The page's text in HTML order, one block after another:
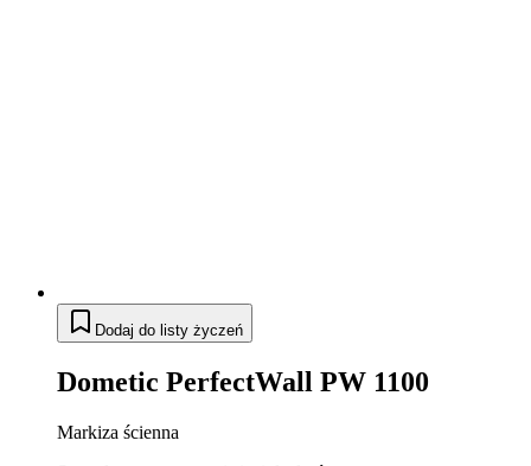
Dodaj do listy życzeń
Dometic PerfectWall PW 1100
Markiza ścienna